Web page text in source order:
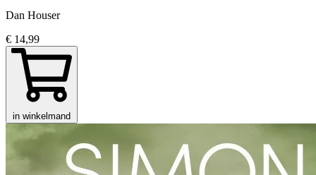
Dan Houser
€ 14,99
in winkelmand